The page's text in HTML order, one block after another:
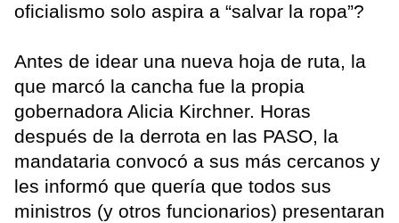
oficialismo solo aspira a “salvar la ropa”?
Antes de idear una nueva hoja de ruta, la
que marcó la cancha fue la propia
gobernadora Alicia Kirchner. Horas
después de la derrota en las PASO, la
mandataria convocó a sus más cercanos y
les informó que quería que todos sus
ministros (y otros funcionarios) presentaran